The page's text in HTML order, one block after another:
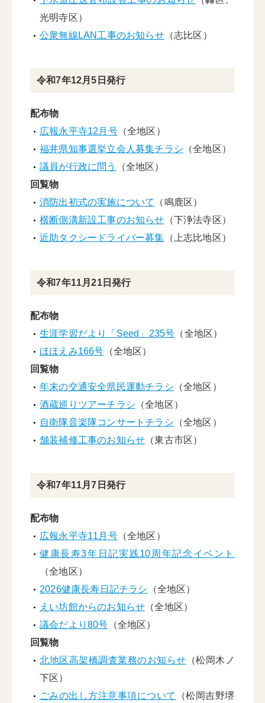
光明寺区）
公衆無線LAN工事のお知らせ（志比区）
令和7年12月5日発行
配布物
広報永平寺12月号（全地区）
福井県知事選挙立会人募集チラシ （全地区）
議員が行政に問う
（全地区）
回覧物
消防出初式の実施について
（鳴鹿区）
横断側溝新設工事のお知らせ （下浄法寺区）
近助タクシードライバー募集 （上志比地区）
令和7年11月21日発行
配布物
生涯学習だより「Seed」235号 （全地区）
ほほえみ166号 （全地区）
回覧物
年末の交通安全県民運動チラシ （全地区）
酒蔵巡りツアーチラシ （全地区）
自衛隊音楽隊コンサートチラシ （全地区）
舗装補修工事のお知らせ （東古市区）
令和7年11月7日発行
配布物
広報永平寺11月号（全地区）
健康長寿3年日記実践10周年記念イベント
（全地区）
2026健康長寿日記チラシ （全地区）
えい坊館からのお知らせ （全地区）
議会だより80号 （全地区）
回覧物
北地区高架橋調査業務のお知らせ （松岡木ノ
下区）
ごみの出し方注意事項について
（松岡吉野堺